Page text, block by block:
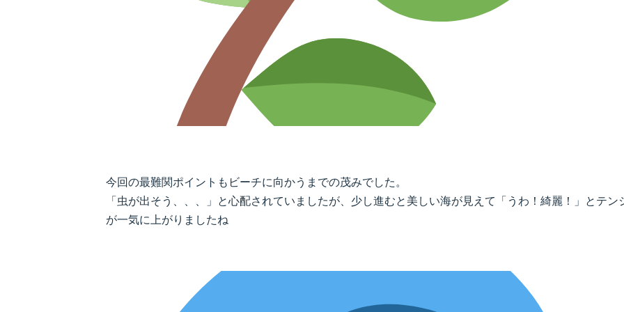
今回の最難関ポイントもビーチに向かうまでの茂みでした。
「虫が出そう、、、」と心配されていましたが、少し進むと美しい海が見えて「うわ！綺麗！」とテン
が一気に上がりましたね